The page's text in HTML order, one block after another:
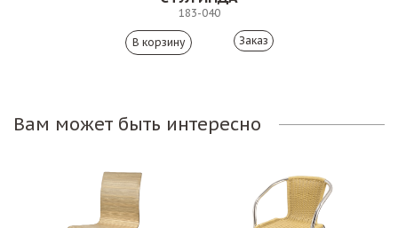
183-040
Заказ
Вам может быть интересно